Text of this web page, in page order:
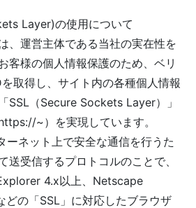
Layer)の使用について
、運営主体である当社の実在性を
客様の個人情報保護のため、ベリ
取得し、サイト内の各種個人情報
SSL（Secure Sockets Layer）」
~）を実現しています。
ーネット上で安全な通信を行うた
送受信するプロトコルのことで、
4.x以上、Netscape
の「SSL」に対応したブラウザ